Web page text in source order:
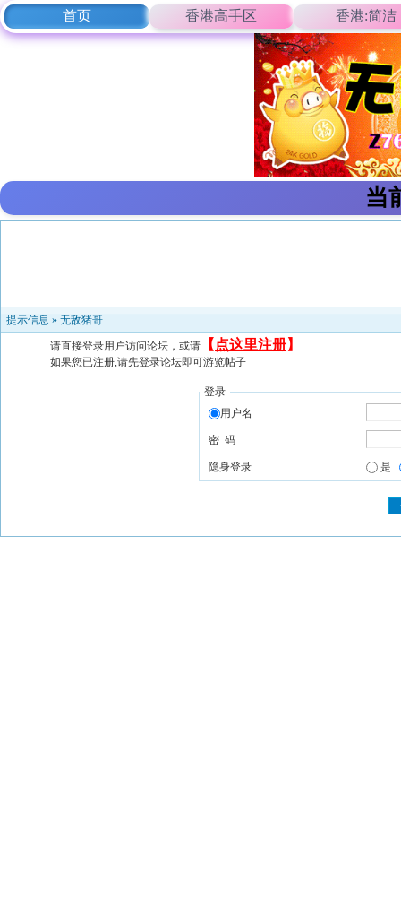
首页 香港高手区 香港:简洁
当
提示信息 » 无敌猪哥
请直接登录用户访问论坛，或请 【 点这里注册】
如果您已注册,请先登录论坛即可游览帖子
登录
用户名
密 码
隐身登录 是